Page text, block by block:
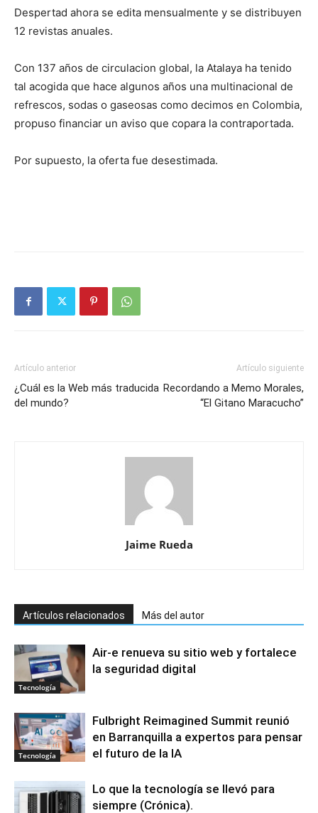
Despertad ahora se edita mensualmente y se distribuyen
12 revistas anuales.
Con 137 años de circulacion global, la Atalaya ha tenido
tal acogida que hace algunos años una multinacional de
refrescos, sodas o gaseosas como decimos en Colombia,
propuso financiar un aviso que copara la contraportada.
Por supuesto, la oferta fue desestimada.
Artículo anterior
¿Cuál es la Web más traducida
del mundo?
Artículo siguiente
Recordando a Memo Morales,
“El Gitano Maracucho”
Jaime Rueda
Artículos relacionados Más del autor
Tecnología
Air-e renueva su sitio web y fortalece
la seguridad digital
Tecnología
Fulbright Reimagined Summit reunió
en Barranquilla a expertos para pensar
el futuro de la IA
Lo que la tecnología se llevó para
siempre (Crónica).